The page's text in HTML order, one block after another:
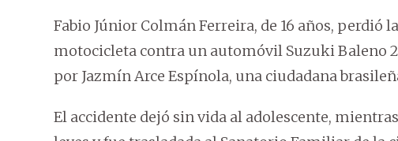
Fabio Júnior Colmán Ferreira, de 16 años, perdió
motocicleta contra un automóvil Suzuki Baleno
por Jazmín Arce Espínola, una ciudadana
El accidente dejó sin vida al adolescente,